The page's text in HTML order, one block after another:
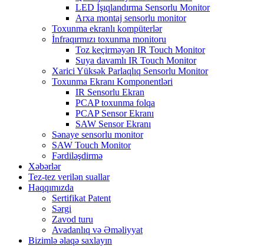
LED İşıqlandırma Sensorlu Monitor
Arxa montaj sensorlu monitor
Toxunma ekranlı kompüterlər
İnfraqırmızı toxunma monitoru
Toz keçirməyən IR Touch Monitor
Suya davamlı IR Touch Monitor
Xarici Yüksək Parlaqlıq Sensorlu Monitor
Toxunma Ekranı Komponentləri
IR Sensorlu Ekran
PCAP toxunma folqa
PCAP Sensor Ekranı
SAW Sensor Ekranı
Sənaye sensorlu monitor
SAW Touch Monitor
Fərdiləşdirmə
Xəbərlər
Tez-tez verilən suallar
Haqqımızda
Sertifikat Patent
Sərgi
Zavod turu
Avadanlıq və Əməliyyat
Bizimlə əlaqə saxlayın